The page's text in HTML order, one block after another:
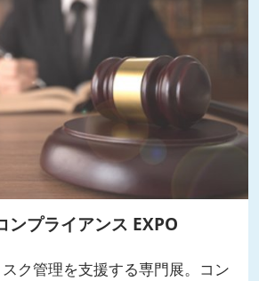
ンプライアンス EXPO
ク管理を支援する専門展。コン